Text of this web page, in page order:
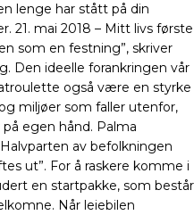
lenge har stått på din
21. mai 2018 – Mitt livs første
som en festning”, skriver
Den ideelle forankringen vår
også være en styrke
miljøer som faller utenfor,
egen hånd. Palma
av befolkningen
ut”. For å raskere komme i
en startpakke, som består
Når leiebilen